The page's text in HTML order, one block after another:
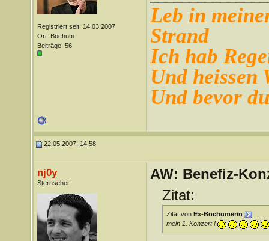
Registriert seit: 14.03.2007
Ort: Bochum
Beiträge: 56
Leb in
Strand
Ich hab
Und heissen
Und bevor
22.05.2007, 14:58
nj0y
Sternseher
AW: Benefiz-
Zitat:
Zitat von Ex-Bochumerin
mein 1. Konzert !